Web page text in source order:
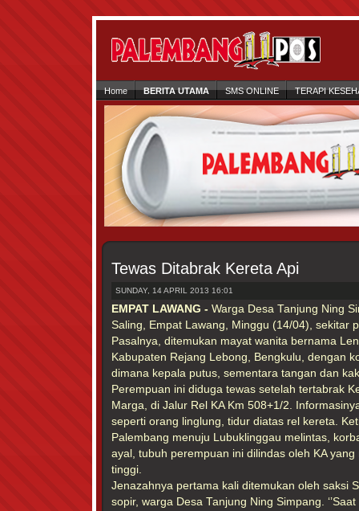
Home BERITA UTAMA SMS ONLINE TERAPI
Tewas Ditabrak Kereta Api
SUNDAY, 14 APRIL 2013 16:01
EMPAT LAWANG - Warga Desa Tanjung Ning
Saling, Empat Lawang, Minggu (14/04), sekitar
Pasalnya, ditemukan mayat wanita bernama
Kabupaten Rejang Lebong, Bengkulu, dengan
dimana kepala putus, sementara tangan dan
Perempuan ini diduga tewas setelah tertabrak
Marga, di Jalur Rel KA Km 508+1/2.
seperti orang linglung, tidur diatas rel kereta.
Palembang menuju Lubuklinggau melintas,
ayal, tubuh perempuan ini dilindas oleh KA
tinggi.
Jenazahnya pertama kali ditemukan oleh saksi
sopir, warga Desa Tanjung Ning Simpang.